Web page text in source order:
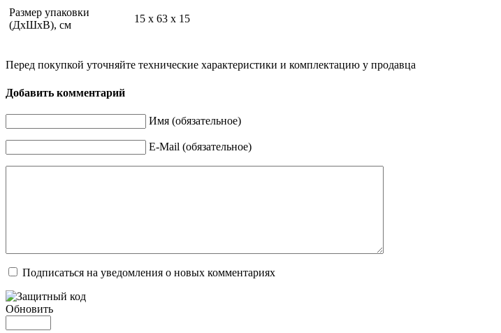
Размер упаковки
(ДхШхВ), см
15 x 63 x 15
Перед покупкой уточняйте технические характеристики и комплектацию у продавца
Добавить комментарий
Имя (обязательное)
E-Mail (обязательное)
Подписаться на уведомления о новых комментариях
Обновить